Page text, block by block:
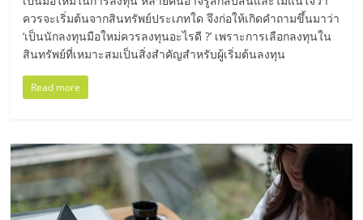
รน
ไชส์
ขาย
แฟ
รน
ควรจะเริ่มต้นจากสินทรัพย์ประเภทใด จึงก่อให้เกิดคำถามขึ้นมาว่า
‘เป็นนักลงทุนมือใหม่ควรลงทุนอะไรดี ?’ เพราะการเลือกลงทุนใน
สินทรัพย์ที่เหมาะสมเป็นสิ่งสำคัญสำหรับผู้เริ่มต้นลงทุน
Read more